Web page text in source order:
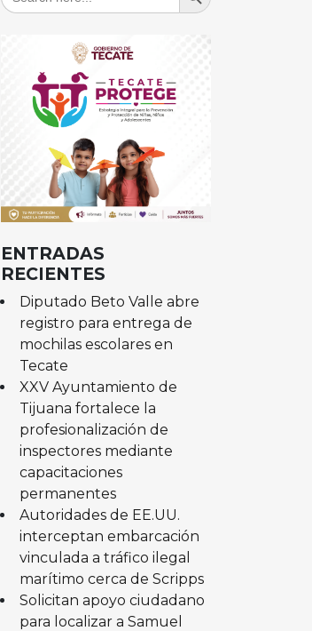
ENTRADAS
RECIENTES
Diputado Beto Valle abre
registro para entrega de
mochilas escolares en
Tecate
XXV Ayuntamiento de
Tijuana fortalece la
profesionalización de
inspectores mediante
capacitaciones
permanentes
Autoridades de EE.UU.
interceptan embarcación
vinculada a tráfico ilegal
marítimo cerca de Scripps
Solicitan apoyo ciudadano
para localizar a Samuel